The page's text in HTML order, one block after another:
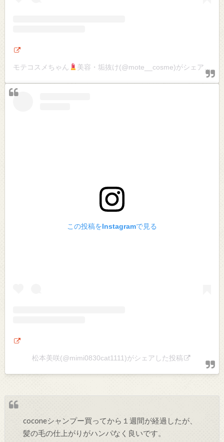
モテコスメちゃん 美容・垢抜け(@mote__cosme)がシェアした投稿
この投稿をInstagramで見る
松本美咲(@mimi0830cat1111)がシェアした投稿
coconeシャンプー買ってから１週間が経過したが、
髪の毛の仕上がりがハンパなく良いです。